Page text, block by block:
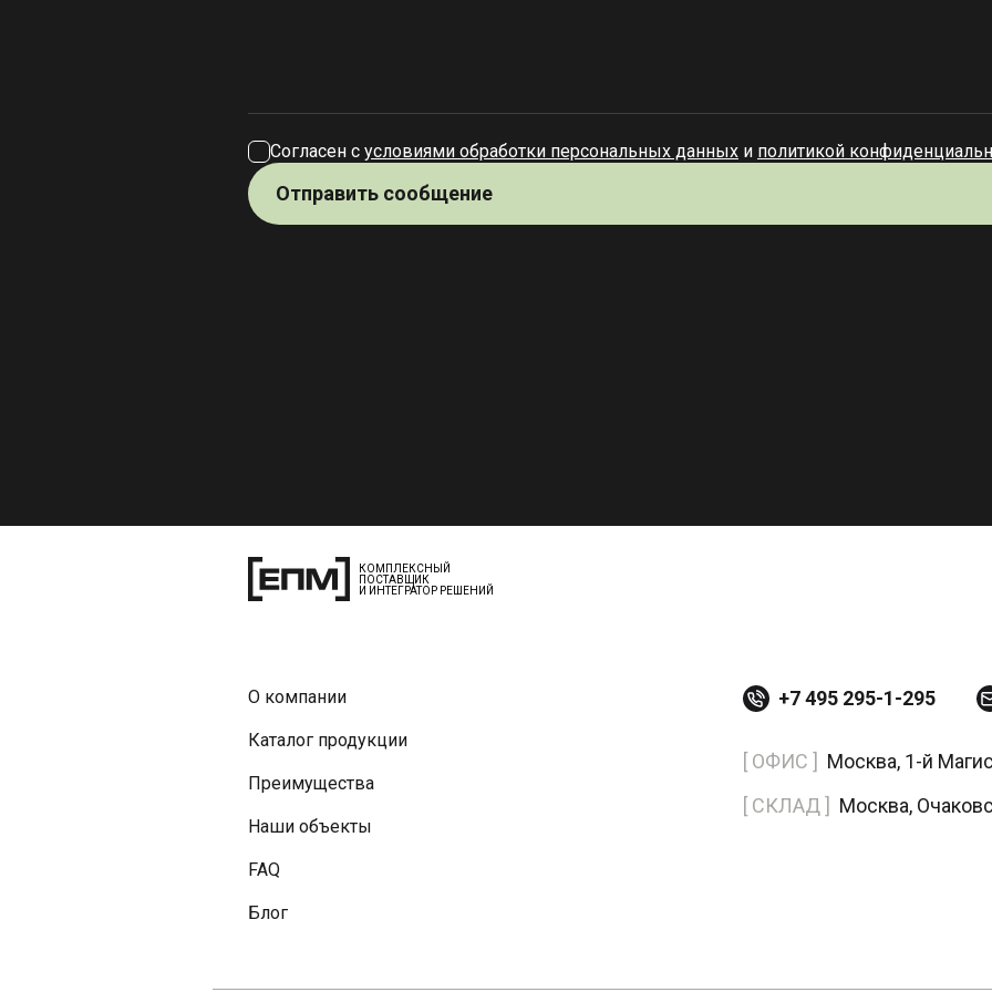
Согласен с условиями обработки персональных данных и политикой
Отправить сообщение
+7 495 295-1-295
Блог
FAQ
Наши объекты
Преимущества
Каталог продукции
О компании
КОМПЛЕКСНЫЙ
ПОСТАВЩИК
И ИНТЕГРАТОР РЕШЕНИЙ
Москва,
[ СКЛАД ]
Москва, 1-й
[ ОФИС ]